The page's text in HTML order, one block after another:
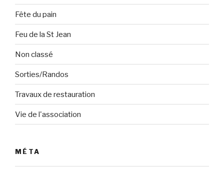
Fête du pain
Feu de la St Jean
Non classé
Sorties/Randos
Travaux de restauration
Vie de l'association
MÉTA